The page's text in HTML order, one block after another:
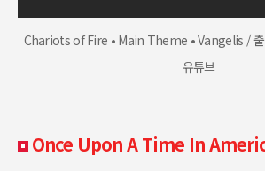
Chariots of Fire • Main Theme • Vangelis /
유튜브
Once Upon A Time In